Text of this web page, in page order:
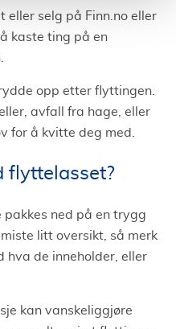
selg på Finn.no eller
kaste ting på en
opp etter flyttingen.
avfall fra hage, eller
for å kvitte deg med.
flyttelasset?
ned på en trygg
litt oversikt, så merk
hva de inneholder, eller
kan vanskeliggjøre